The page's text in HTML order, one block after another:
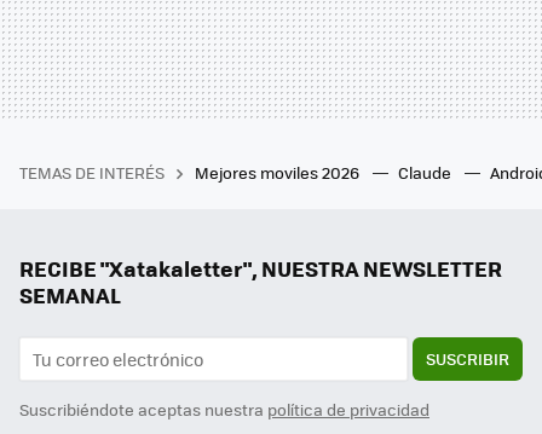
TEMAS DE INTERÉS Mejores moviles 2026 Claude
RECIBE "Xatakaletter", NUESTRA NEWSLETTER
SEMANAL
SUSCRIBIR
Suscribiéndote aceptas nuestra política de privacidad